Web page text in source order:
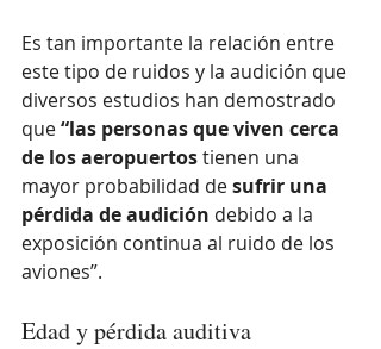
Es tan importante la relación entre
este tipo de ruidos y la audición que
diversos estudios han demostrado
que “las personas que viven cerca
de los aeropuertos tienen una
mayor probabilidad de sufrir una
pérdida de audición debido a la
exposición continua al ruido de los
aviones”.
Edad y pérdida auditiva